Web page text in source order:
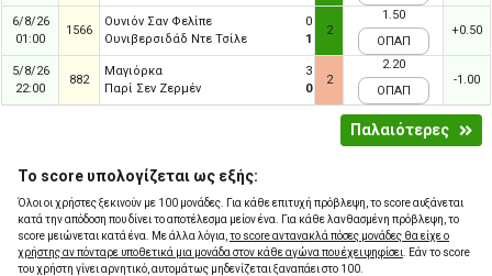
6/8/26
01:00
1566
Ουνιόν Σαν Φελίπε
0
Ουνιβερσιδάδ Ντε Τσίλε
1
2
1.50
ΟΠΑΠ
+0.50
5/8/26
22:00
882
Μαγιόρκα
3
Παρί Σεν Ζερμέν
0
2
2.20
ΟΠΑΠ
-1.00
Παλαιότερες
Το score υπολογίζεται ως εξής:
Όλοι οι χρήστες ξεκινούν με 100 μονάδες. Για κάθε επιτυχή πρόβλεψη, το score αυξάνεται
κατά την απόδοση που δίνει το αποτέλεσμα μείον ένα. Για κάθε λανθασμένη πρόβλεψη, το
score μειώνεται κατά ένα. Με άλλα λόγια, το score αντανακλά πόσες μονάδες θα είχε ο
χρήστης αν πόνταρε υποθετικά μια μονάδα στον κάθε αγώνα που έχει ψηφίσει . Εάν το score
του χρήστη γίνει αρνητικό, αυτομάτως μηδενίζεται ξαναπάει στο 100.